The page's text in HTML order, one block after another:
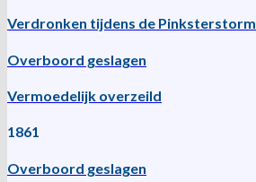
Verdronken tijdens de Pinksterstorm
Overboord geslagen
Vermoedelijk overzeild
1861
Overboord geslagen